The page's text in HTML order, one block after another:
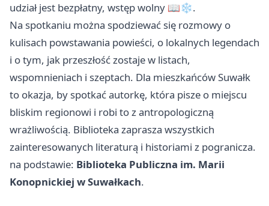
udział jest bezpłatny, wstęp wolny 📖❄️.
Na spotkaniu można spodziewać się rozmowy o
kulisach powstawania powieści, o lokalnych legendach
i o tym, jak przeszłość zostaje w listach,
wspomnieniach i szeptach. Dla mieszkańców Suwałk
to okazja, by spotkać autorkę, która pisze o miejscu
bliskim regionowi i robi to z antropologiczną
wrażliwością. Biblioteka zaprasza wszystkich
zainteresowanych literaturą i historiami z pogranicza.
na podstawie: Biblioteka Publiczna im. Marii
Konopnickiej w Suwałkach.